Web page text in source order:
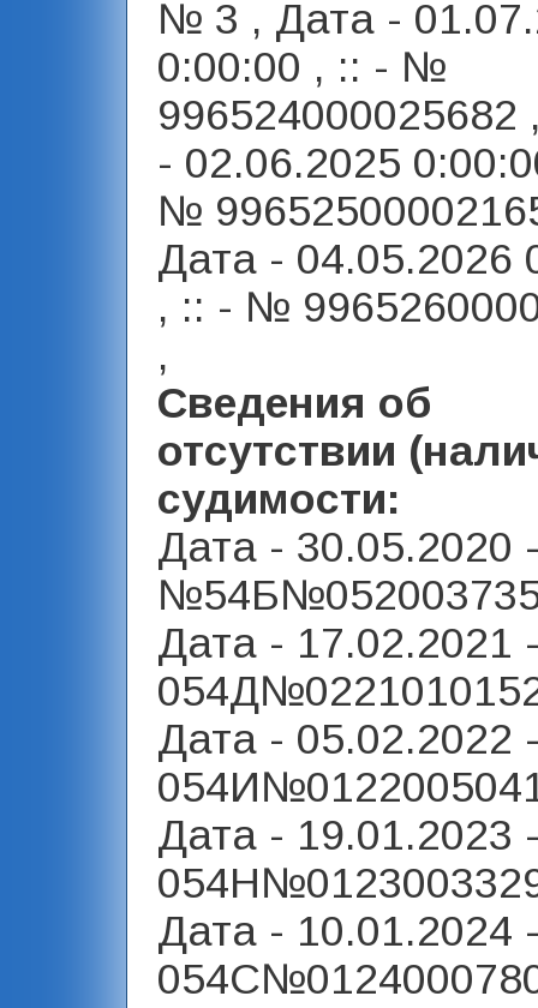
№ 3 , Дата -
0:00:00 , :: - №
996524000025682
- 02.06.2025
№
Дата - 04.05.2026
, :: - №
,
Сведения об
отсутствии
судимости:
Дата - 30.05.2020
Дата -
Дата -
Дата -
Дата -